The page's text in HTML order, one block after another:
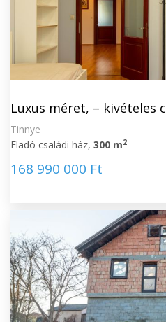
Luxus méret, – kivételes
Tinnye
Eladó családi ház, 300 m2
168 990 000 Ft